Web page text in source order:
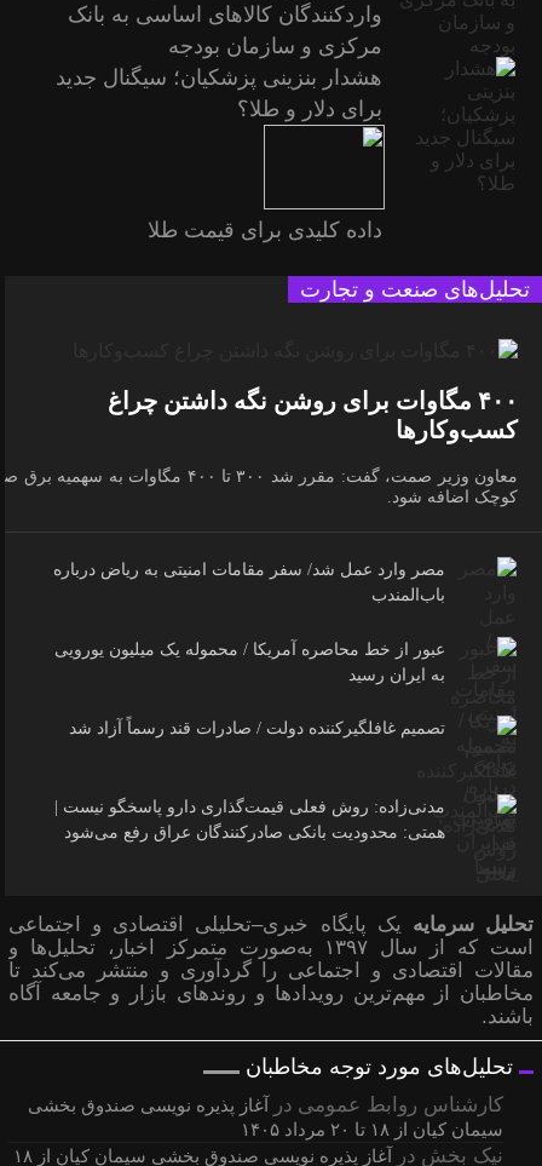
واردکنندگان کالاهای اساسی به بانک
مرکزی و سازمان بودجه
هشدار بنزینی پزشکیان؛ سیگنال جدید
برای دلار و طلا؟
داده کلیدی برای قیمت طلا
تحلیل‌های صنعت و تجارت
۴۰۰ مگاوات برای روشن نگه داشتن چراغ
کسب‌وکار‌ها
معاون وزیر صمت، گفت: مقرر شد ۳۰۰ تا ۴۰۰ مگاوات به سهمیه
کوچک اضافه شود.
مصر وارد عمل شد/ سفر مقامات امنیتی به ریاض درباره
باب‌المندب
عبور از خط محاصره آمریکا / محموله یک میلیون یورویی
به ایران رسید
تصمیم غافلگیرکننده دولت / صادرات قند رسماً آزاد شد
مدنی‌زاده: روش فعلی قیمت‌گذاری دارو پاسخگو نیست |
همتی: محدودیت بانکی صادرکنندگان عراق رفع می‌شود
تحلیل سرمایه یک پایگاه خبری–تحلیلی اقتصادی و اجتماعی
است که از سال ۱۳۹۷ به‌صورت متمرکز اخبار، تحلیل‌ها و
مقالات اقتصادی و اجتماعی را گردآوری و منتشر می‌کند تا
مخاطبان از مهم‌ترین رویدادها و روندهای بازار و جامعه آگاه
باشند.
تحلیل‌های مورد توجه مخاطبان
کارشناس روابط عمومی در
آغاز پذیره نویسی صندوق بخشی
سیمان کیان از ۱۸ تا ۲۰ مرداد ۱۴۰۵
نیک بخش در